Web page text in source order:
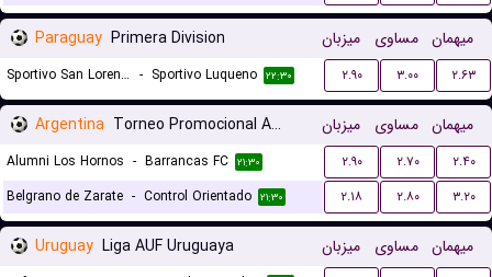
Paraguay Primera Division میزبان مساوی میهمان
Sportivo San Lorenzo - Sportivo Luqueno ۲۲:۳۰ ۲.۹۰ ۳.۰۰ ۲.۶۳
Argentina Torneo Promocional Amateur میزبان مساوی میهمان
Alumni Los Hornos - Barrancas FC ۲۱:۳۰ ۲.۹۰ ۲.۷۰
۲.۴۰
Belgrano de Zarate - Control Orientado ۲۱:۳۰ ۲.۱۸ ۲.۸۰ ۳.۲۰
Uruguay Liga AUF Uruguaya میزبان مساوی میهمان